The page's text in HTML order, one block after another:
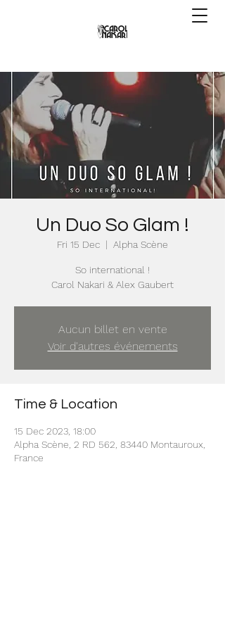
Un Duo So Glam !
Fri 15 Dec
  |
Alpha Scène
So international !
Carol Nakari & Alex Gaubert
Aucun billet en vente
Voir d'autres événements
Time & Location
15 Dec 2023, 18:00
Alpha Scène, 2 RD 562, 83440 Montauroux,
France